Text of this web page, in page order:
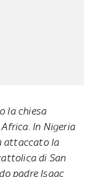
la chiesa
In Nigeria
attaccato la
di San
padre Isaac